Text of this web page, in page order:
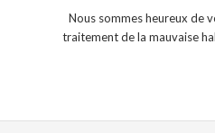
Nous sommes heureux de
traitement de la mauvaise